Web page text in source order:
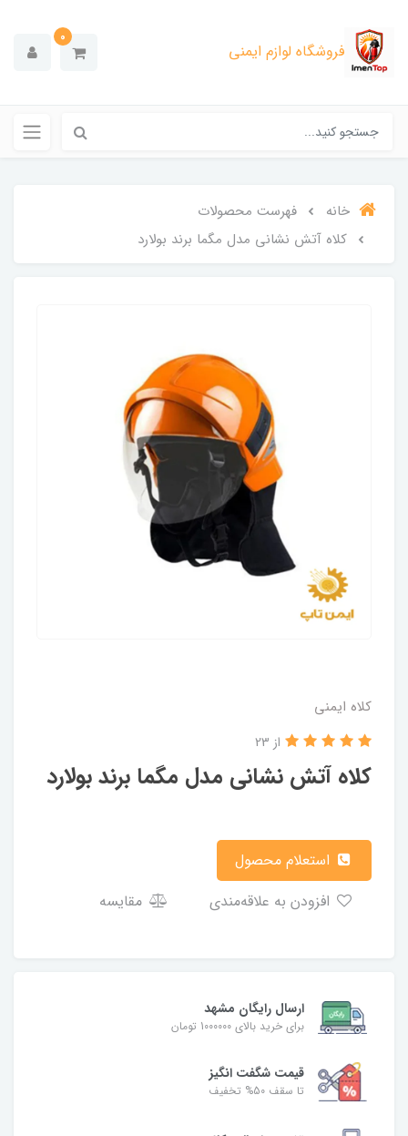
فروشگاه لوازم ایمنی
0
خانه
فهرست محصولات
کلاه آتش نشانی مدل مگما برند بولارد
کلاه ایمنی
کلاه آتش نشانی مدل مگما برند بولارد
از 23
مقایسه
ارسال رایگان مشهد
برای خرید بالای 1000000 تومان
قیمت شگفت‌ انگیز
تا سقف 50% تخفیف